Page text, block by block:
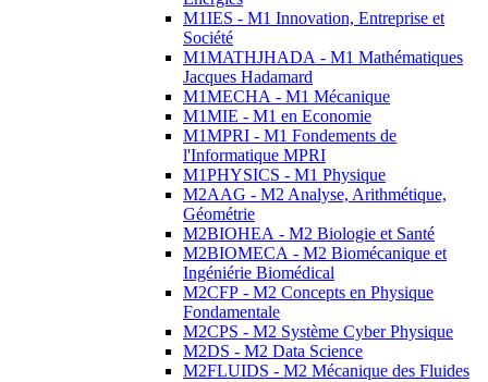
M1IES - M1 Innovation, Entreprise et
Société
M1MATHJHADA - M1 Mathématiques
Jacques Hadamard
M1MECHA - M1 Mécanique
M1MIE - M1 en Economie
M1MPRI - M1 Fondements de
l'Informatique MPRI
M1PHYSICS - M1 Physique
M2AAG - M2 Analyse, Arithmétique,
Géométrie
M2BIOHEA - M2 Biologie et Santé
M2BIOMECA - M2 Biomécanique et
Ingéniérie Biomédical
M2CFP - M2 Concepts en Physique
Fondamentale
M2CPS - M2 Système Cyber Physique
M2DS - M2 Data Science
M2FLUIDS - M2 Mécanique des Fluides